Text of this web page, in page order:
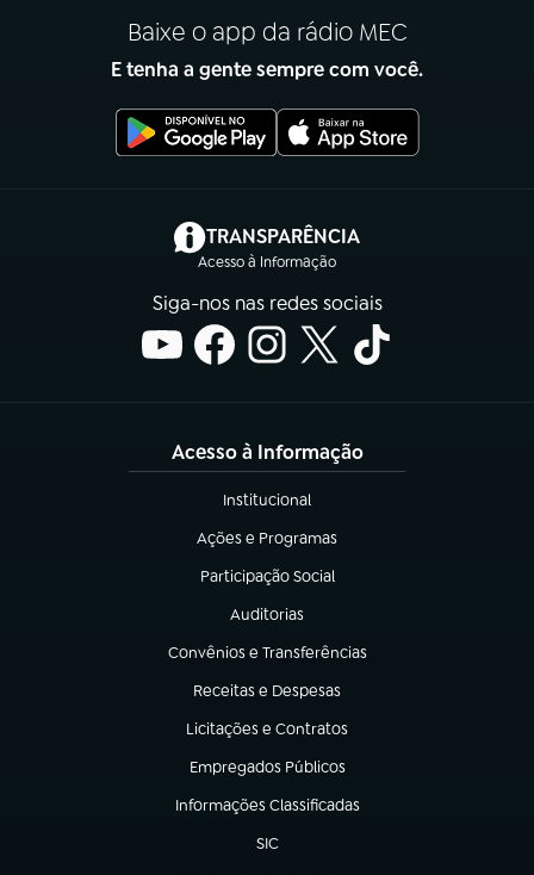
Baixe o app da rádio MEC
E tenha a gente sempre com você.
TRANSPARÊNCIA
Acesso à Informação
(abre em nova aba)
Siga-nos nas redes sociais
Acesso à Informação
Institucional
(abre em nova aba)
Ações e Programas
(abre em nova aba)
Participação Social
(abre em nova aba)
Auditorias
(abre em nova aba)
Convênios e Transferências
(abre em nova aba)
Receitas e Despesas
(abre em nova aba)
Licitações e Contratos
(abre em nova aba)
Empregados Públicos
(abre em nova aba)
Informações Classificadas
(abre em nova aba)
SIC
(abre em nova aba)